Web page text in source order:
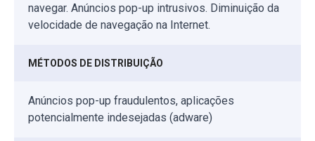
navegar. Anúncios pop-up intrusivos. Diminuição da
velocidade de navegação na Internet.
MÉTODOS DE DISTRIBUIÇÃO
Anúncios pop-up fraudulentos, aplicações
potencialmente indesejadas (adware)